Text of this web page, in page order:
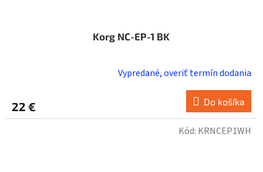
Korg NC-EP-1 BK
Vypredané, overiť termín dodania
22 € Do košíka
Kód: KRNCEP1WH